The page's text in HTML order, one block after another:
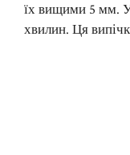
їх вищими 5 мм.
хвилин. Ця